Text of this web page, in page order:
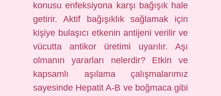
konusu enfeksiyona karşı bağışık hale
getirir. Aktif bağışıklık sağlamak için
kişiye bulaşıcı etkenin antijeni verilir ve
vücutta antikor üretimi uyarılır. Aşı
olmanın yararları nelerdir? Etkin ve
kapsamlı aşılama çalışmalarımız
sayesinde Hepatit A-B ve boğmaca gibi